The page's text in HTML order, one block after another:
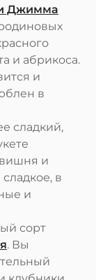
Джимма
и абрикоса.
и
в
сладкий,
и
в
и
сорт
. Вы